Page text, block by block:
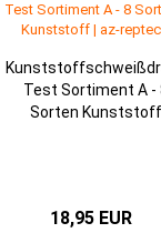
Test Sortiment A -
Sorten Kunststoff
18,95 EUR